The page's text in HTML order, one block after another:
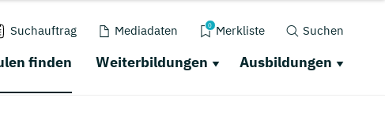
Suchauftrag Mediadaten 0 Merkliste Suchen
finden Weiterbildungen Ausbildungen